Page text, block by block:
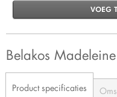
VOEG
Belakos
Product specificaties